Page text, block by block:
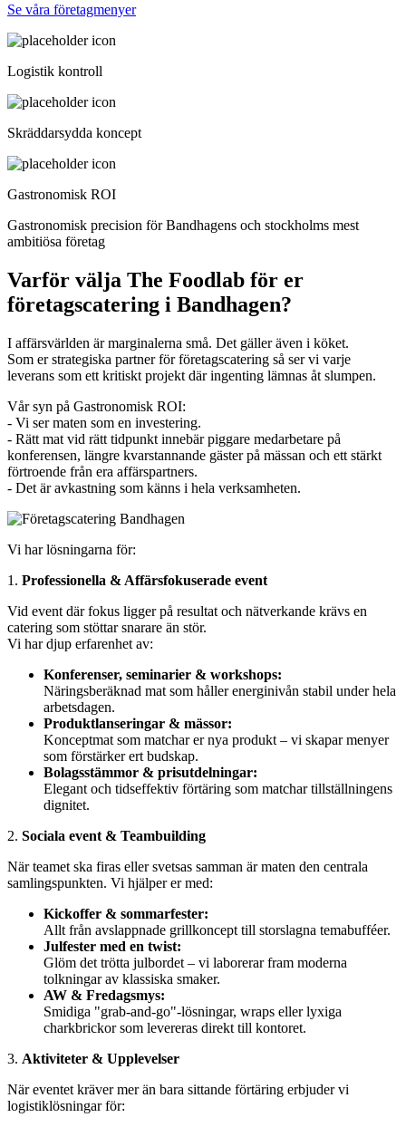
Se våra företagmenyer
Logistik kontroll
Skräddarsydda koncept
Gastronomisk ROI
Gastronomisk precision för Bandhagens och stockholms mest
ambitiösa företag
Varför välja The Foodlab för er
företagscatering i Bandhagen?
I affärsvärlden är marginalerna små. Det gäller även i köket.
Som er strategiska partner för företagscatering så ser vi varje
leverans som ett kritiskt projekt där ingenting lämnas åt slumpen.
Vår syn på Gastronomisk ROI:
- Vi ser maten som en investering.
- Rätt mat vid rätt tidpunkt innebär piggare medarbetare på
konferensen, längre kvarstannande gäster på mässan och ett stärkt
förtroende från era affärspartners.
- Det är avkastning som känns i hela verksamheten.
Vi har lösningarna för:
1. Professionella & Affärsfokuserade event
Vid event där fokus ligger på resultat och nätverkande krävs en
catering som stöttar snarare än stör.
Vi har djup erfarenhet av:
Konferenser, seminarier & workshops:
Näringsberäknad mat som håller energinivån stabil under hela
arbetsdagen.
Produktlanseringar & mässor:
Konceptmat som matchar er nya produkt – vi skapar menyer
som förstärker ert budskap.
Bolagsstämmor & prisutdelningar:
Elegant och tidseffektiv förtäring som matchar tillställningens
dignitet.
2. Sociala event & Teambuilding
När teamet ska firas eller svetsas samman är maten den centrala
samlingspunkten. Vi hjälper er med:
Kickoffer & sommarfester:
Allt från avslappnade grillkoncept till storslagna temabufféer.
Julfester med en twist:
Glöm det trötta julbordet – vi laborerar fram moderna
tolkningar av klassiska smaker.
AW & Fredagsmys:
Smidiga "grab-and-go"-lösningar, wraps eller lyxiga
charkbrickor som levereras direkt till kontoret.
3. Aktiviteter & Upplevelser
När eventet kräver mer än bara sittande förtäring erbjuder vi
logistiklösningar för: